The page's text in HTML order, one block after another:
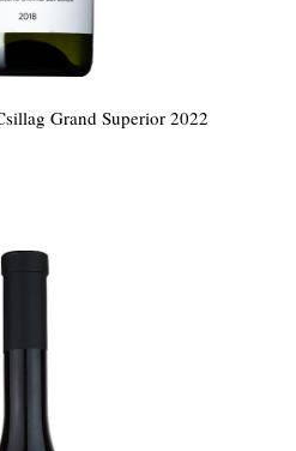
Grand Superior 2022